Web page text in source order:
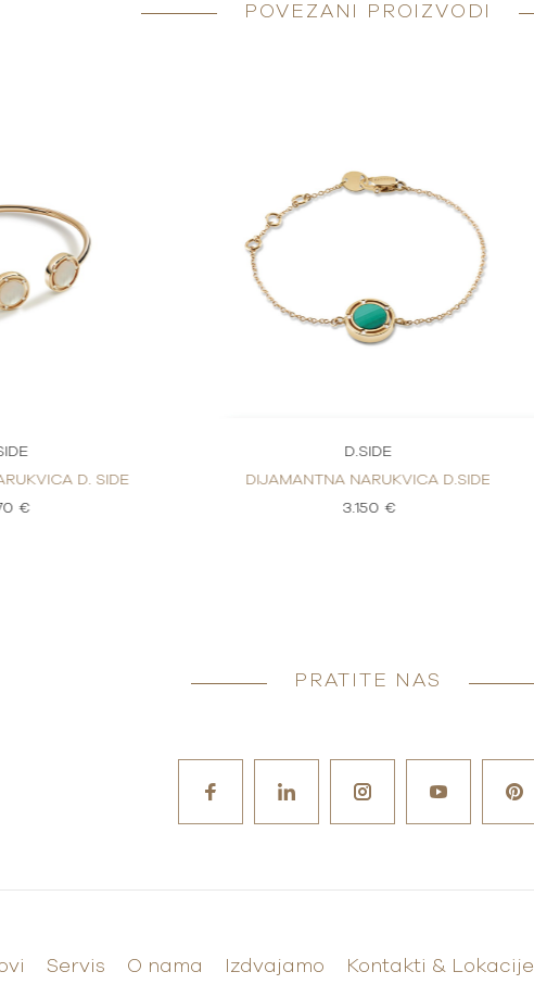
POVEZANI PROIZVODI
D. SIDE
€
D.SIDE
DIJAMANTNA NARUKVICA D.SIDE
3.150 €
PRATITE NAS
Servis O nama Izdvajamo Kontakti & Lokacije